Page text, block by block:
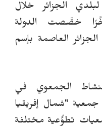
الجزائر خلال
خصَّصت الدولة
العاصمة بإسم
الجمعوي في
"شمال إفريقيا
تطوُّعية مختلفة